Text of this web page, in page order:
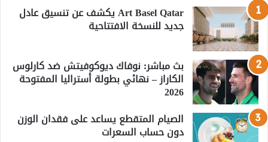
Art Basel Qatar يكشف عن تنسيق عادل
جديد للنسخة الافتتاحية
بث مباشر: نوفاك ديوكوفيتش ضد كارلوس
الكاراز – نهائي بطولة أستراليا المفتوحة
2026
الصيام المتقطع يساعد على فقدان الوزن
دون حساب السعرات